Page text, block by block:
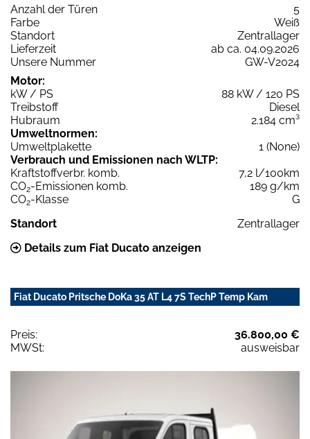
Anzahl der Türen
5
Farbe
Weiß
Standort
Zentrallager
Lieferzeit
ab ca. 04.09.2026
Unsere Nummer
GW-V2024
Motor:
kW / PS
88 kW / 120 PS
Treibstoff
Diesel
Hubraum
2.184 cm³
Umweltnormen:
Umweltplakette
1 (None)
Verbrauch und Emissionen nach WLTP:
Kraftstoffverbr. komb.
7,2 l/100km
CO2-Emissionen komb.
189 g/km
CO2-Klasse
G
Standort
Zentrallager
Details zum Fiat Ducato anzeigen
Fiat Ducato Pritsche DoKa 35 AT L4 7S TechP Temp Kam
Preis:
36.800,00 €
MWSt:
ausweisbar